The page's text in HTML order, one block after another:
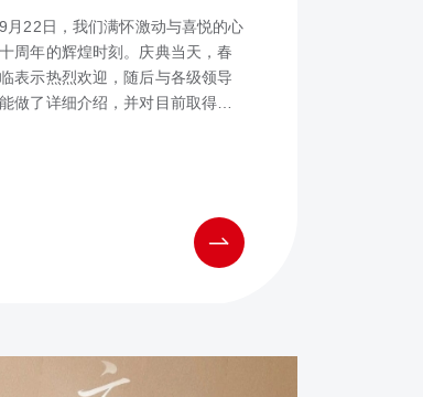
22日，我们满怀激动与喜悦的心
周年的辉煌时刻。庆典当天，春
表示热烈欢迎，随后与各级领导
做了详细介绍，并对目前取得的